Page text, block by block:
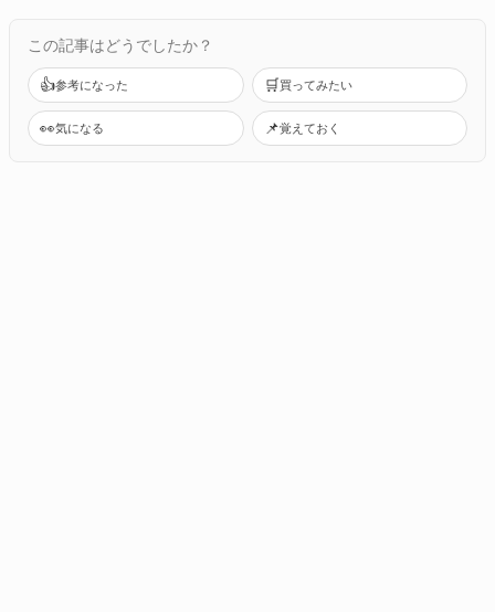
この記事はどうでしたか？
👍参考になった 🛒買ってみたい
👀気になる 📌覚えておく